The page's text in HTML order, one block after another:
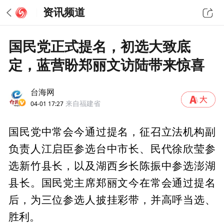
资讯频道
国民党正式提名，初选大致底
定，蓝营盼郑丽文访陆带来惊喜
台海网
04-01 17:27 来自福建省
国民党中常会今通过提名，征召立法机构副
负责人江启臣参选台中市长、民代徐欣莹参
选新竹县长，以及湖西乡长陈振中参选澎湖
县长。国民党主席郑丽文今在常会通过提名
后，为三位参选人披挂彩带，并高呼当选、
胜利。